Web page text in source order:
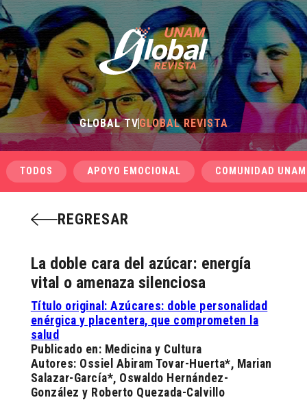
GLOBAL TVGLOBAL REVISTA
TODOS APOYO EMOCIONAL COMUNIDAD UNAM
REGRESAR
La doble cara del azúcar: energía
vital o amenaza silenciosa
Título original: Azúcares: doble personalidad
enérgica y placentera, que comprometen la
salud
Publicado en: Medicina y Cultura
Autores: Ossiel Abiram Tovar-Huerta*, Marian
Salazar-García*, Oswaldo Hernández-
González y Roberto Quezada-Calvillo